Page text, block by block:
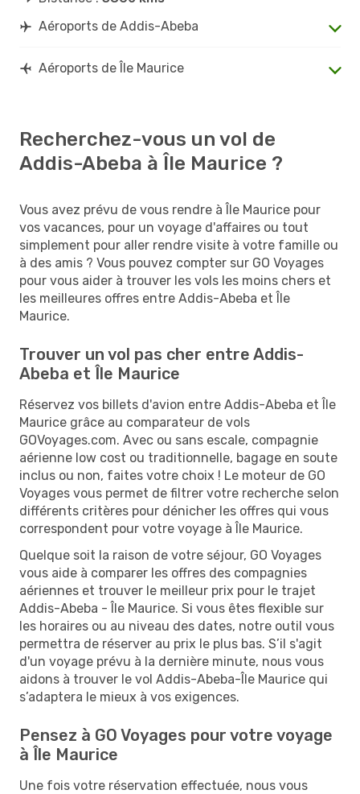
Aéroports de Addis-Abeba
Aéroports de Île Maurice
Recherchez-vous un vol de
Addis-Abeba à Île Maurice ?
Vous avez prévu de vous rendre à Île Maurice pour
vos vacances, pour un voyage d'affaires ou tout
simplement pour aller rendre visite à votre famille ou
à des amis ? Vous pouvez compter sur GO Voyages
pour vous aider à trouver les vols les moins chers et
les meilleures offres entre Addis-Abeba et Île
Maurice.
Trouver un vol pas cher entre Addis-
Abeba et Île Maurice
Réservez vos billets d'avion entre Addis-Abeba et Île
Maurice grâce au comparateur de vols
GOVoyages.com. Avec ou sans escale, compagnie
aérienne low cost ou traditionnelle, bagage en soute
inclus ou non, faites votre choix ! Le moteur de GO
Voyages vous permet de filtrer votre recherche selon
différents critères pour dénicher les offres qui vous
correspondent pour votre voyage à Île Maurice.
Quelque soit la raison de votre séjour, GO Voyages
vous aide à comparer les offres des compagnies
aériennes et trouver le meilleur prix pour le trajet
Addis-Abeba - Île Maurice. Si vous êtes flexible sur
les horaires ou au niveau des dates, notre outil vous
permettra de réserver au prix le plus bas. S’il s'agit
d'un voyage prévu à la dernière minute, nous vous
aidons à trouver le vol Addis-Abeba-Île Maurice qui
s’adaptera le mieux à vos exigences.
Pensez à GO Voyages pour votre voyage
à Île Maurice
Une fois votre réservation effectuée, nous vous